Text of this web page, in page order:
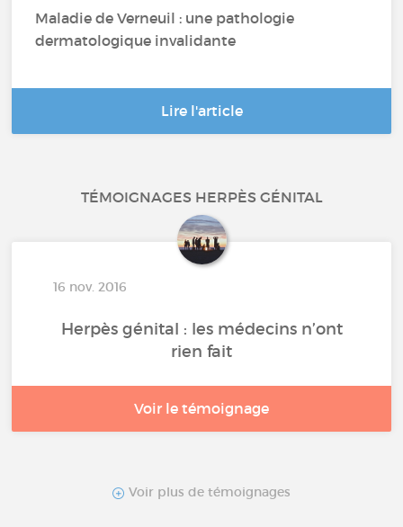
Maladie de Verneuil : une pathologie
dermatologique invalidante
Lire l'article
TÉMOIGNAGES HERPÈS GÉNITAL
16 nov. 2016
Herpès génital : les médecins n’ont
rien fait
Voir le témoignage
Voir plus de témoignages